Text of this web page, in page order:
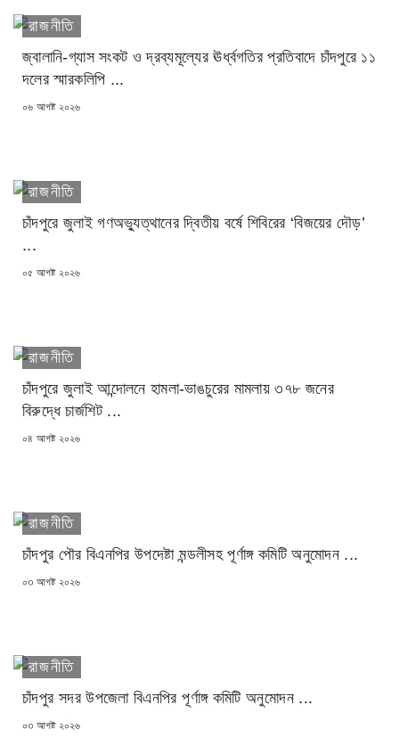
রাজনীতি
জ্বালানি-গ্যাস সংকট ও দ্রব্যমূল্যের ঊর্ধ্বগতির প্রতিবাদে চাঁদপুরে ১১
দলের স্মারকলিপি ...
POSTED
০৬ আগষ্ট ২০২৬
রাজনীতি
চাঁদপুরে জুলাই গণঅভ্যুত্থানের দ্বিতীয় বর্ষে শিবিরের ‘বিজয়ের দৌড়’
...
POSTED
০৫ আগষ্ট ২০২৬
রাজনীতি
চাঁদপুরে জুলাই আন্দোলনে হামলা-ভাঙচুরের মামলায় ৩৭৮ জনের
বিরুদ্ধে চার্জশিট ...
POSTED
০৪ আগষ্ট ২০২৬
রাজনীতি
চাঁদপুর পৌর বিএনপির উপদেষ্টা মন্ডলীসহ পূর্ণাঙ্গ কমিটি অনুমোদন ...
POSTED
০৩ আগষ্ট ২০২৬
রাজনীতি
চাঁদপুর সদর উপজেলা বিএনপির পূর্ণাঙ্গ কমিটি অনুমোদন ...
POSTED
০৩ আগষ্ট ২০২৬